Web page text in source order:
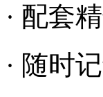
· 配套
· 随时